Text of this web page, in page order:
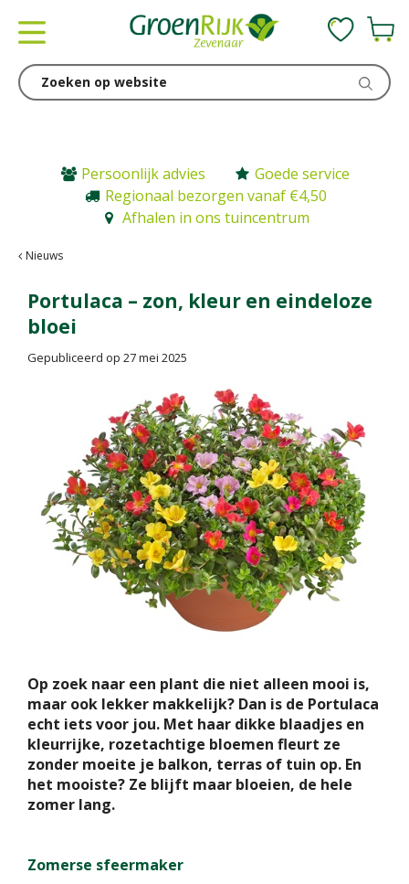
Persoonlijk advies
Goede service
Regionaal bezorgen vanaf €4,50
Afhalen in ons tuincentrum
Nieuws
Portulaca – zon, kleur en eindeloze
bloei
Gepubliceerd op 27 mei 2025
Op zoek naar een plant die niet alleen mooi is,
maar ook lekker makkelijk? Dan is de Portulaca
echt iets voor jou. Met haar dikke blaadjes en
kleurrijke, rozetachtige bloemen fleurt ze
zonder moeite je balkon, terras of tuin op. En
het mooiste? Ze blijft maar bloeien, de hele
zomer lang.
Zomerse sfeermaker